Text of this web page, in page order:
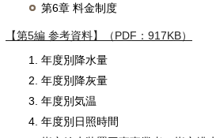
第6章 料金制度
【第5編 参考資料】（PDF：917KB）
年度別降水量
年度別降灰量
年度別気温
年度別日照時間